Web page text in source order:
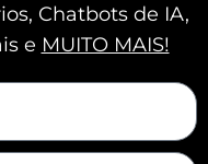
um
Chatbots de IA,
e MUITO MAIS!